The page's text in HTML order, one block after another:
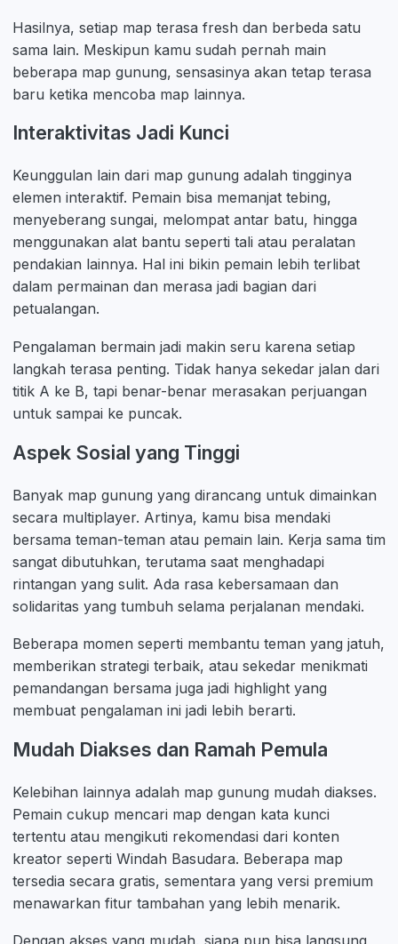
Hasilnya, setiap map terasa fresh dan berbeda satu
sama lain. Meskipun kamu sudah pernah main
beberapa map gunung, sensasinya akan tetap terasa
baru ketika mencoba map lainnya.
Interaktivitas Jadi Kunci
Keunggulan lain dari map gunung adalah tingginya
elemen interaktif. Pemain bisa memanjat tebing,
menyeberang sungai, melompat antar batu, hingga
menggunakan alat bantu seperti tali atau peralatan
pendakian lainnya. Hal ini bikin pemain lebih terlibat
dalam permainan dan merasa jadi bagian dari
petualangan.
Pengalaman bermain jadi makin seru karena setiap
langkah terasa penting. Tidak hanya sekedar jalan dari
titik A ke B, tapi benar-benar merasakan perjuangan
untuk sampai ke puncak.
Aspek Sosial yang Tinggi
Banyak map gunung yang dirancang untuk dimainkan
secara multiplayer. Artinya, kamu bisa mendaki
bersama teman-teman atau pemain lain. Kerja sama tim
sangat dibutuhkan, terutama saat menghadapi
rintangan yang sulit. Ada rasa kebersamaan dan
solidaritas yang tumbuh selama perjalanan mendaki.
Beberapa momen seperti membantu teman yang jatuh,
memberikan strategi terbaik, atau sekedar menikmati
pemandangan bersama juga jadi highlight yang
membuat pengalaman ini jadi lebih berarti.
Mudah Diakses dan Ramah Pemula
Kelebihan lainnya adalah map gunung mudah diakses.
Pemain cukup mencari map dengan kata kunci
tertentu atau mengikuti rekomendasi dari konten
kreator seperti Windah Basudara. Beberapa map
tersedia secara gratis, sementara yang versi premium
menawarkan fitur tambahan yang lebih menarik.